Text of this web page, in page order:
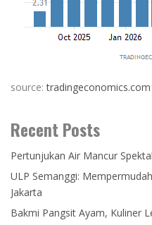
source:tradingeconomics.com
Recent Posts
Pertunjukan Air Mancur
ULP Semanggi:
Jakarta
Bakmi Pangsit Ayam, Kuliner